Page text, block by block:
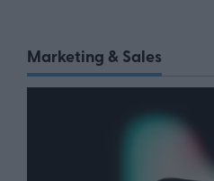
Marketing & Sales